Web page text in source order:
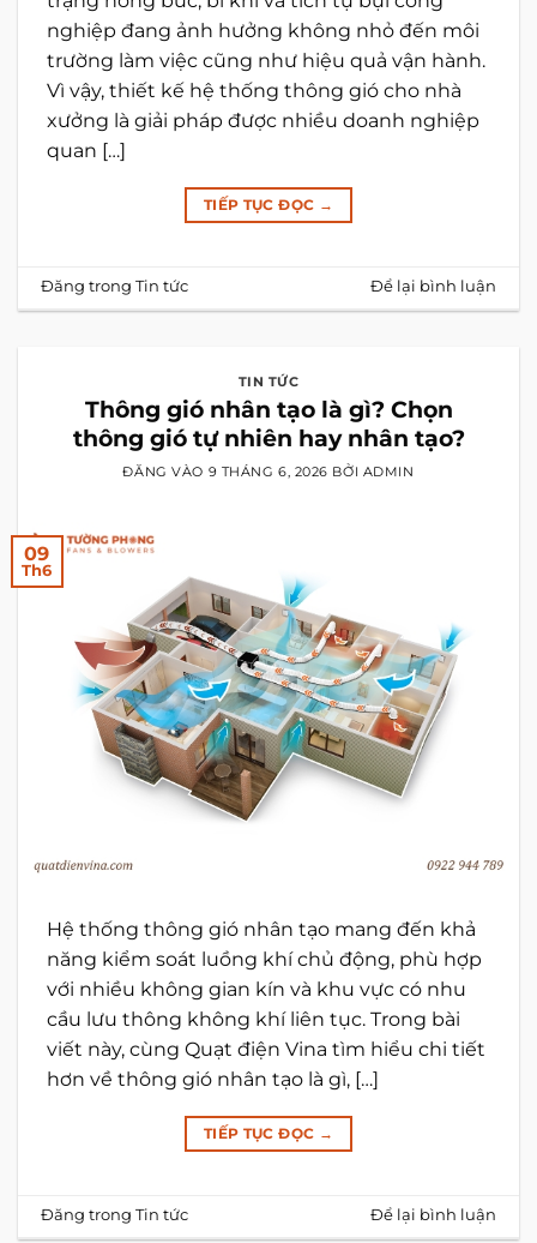
nghiệp đang ảnh hưởng không nhỏ đến môi
trường làm việc cũng như hiệu quả vận hành.
Vì vậy, thiết kế hệ thống thông gió cho nhà
xưởng là giải pháp được nhiều doanh nghiệp
quan […]
TIẾP TỤC ĐỌC →
Đăng trongTin tức Để lại bình luận
TIN TỨC
Thông gió nhân tạo là gì? Chọn
thông gió tự nhiên hay nhân tạo?
ĐĂNG VÀO 9 THÁNG 6, 2026 BỞI ADMIN
09
Th6
Hệ thống thông gió nhân tạo mang đến khả
năng kiểm soát luồng khí chủ động, phù hợp
với nhiều không gian kín và khu vực có nhu
cầu lưu thông không khí liên tục. Trong bài
viết này, cùng Quạt điện Vina tìm hiểu chi tiết
hơn về thông gió nhân tạo là gì, […]
TIẾP TỤC ĐỌC →
Đăng trongTin tức Để lại bình luận